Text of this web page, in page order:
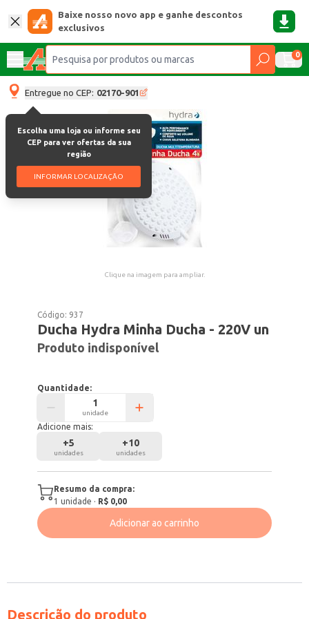
Baixe nosso novo app e ganhe descontos
exclusivos
0
Entregue no CEP: 02170-901
Escolha uma loja ou informe seu
CEP para ver ofertas da sua
região
INFORMAR LOCALIZAÇÃO
Clique na imagem para ampliar.
Código: 937
Ducha Hydra Minha Ducha - 220V un
Produto indisponível
Quantidade:
unidade
Adicione mais:
+5
unidades
+10
unidades
Resumo da compra:
1 unidade · R$ 0,00
Adicionar ao carrinho
Descrição do produto